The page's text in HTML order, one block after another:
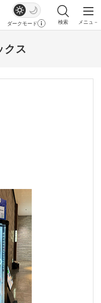
ダークモード
検索
メニュ－
クス